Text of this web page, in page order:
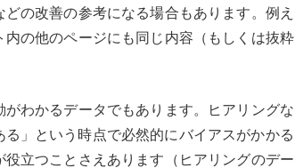
の改善の参考になる場合もあります。例え
の他のページにも同じ内容（もしくは抜粋
わかるデータでもあります。ヒアリングな
」という時点で必然的にバイアスがかかる
立つことさえあります（ヒアリングのデー